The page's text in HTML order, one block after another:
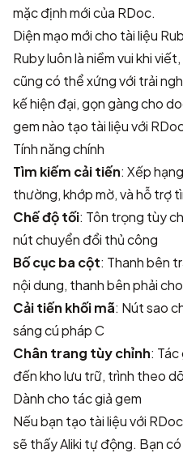
mặc định mới của RDoc.
Diện mạo mới cho tài liệu
Ruby luôn là niềm vui khi
cũng có thể xứng với trải
kế hiện đại, gọn gàng cho
gem nào tạo tài liệu với
Tính năng chính
Tìm kiếm cải tiến: Xếp
thường, khớp mờ, và hỗ trợ
Chế độ tối: Tôn trọng tùy
nút chuyển đổi thủ công
Bố cục ba cột: Thanh bên
nội dung, thanh bên phải
Cải tiến khối mã: Nút sao
sáng cú pháp C
Chân trang tùy chỉnh:
đến kho lưu trữ, trình theo
Dành cho tác giả gem
Nếu bạn tạo tài liệu với
sẽ thấy Aliki tự động. Bạn